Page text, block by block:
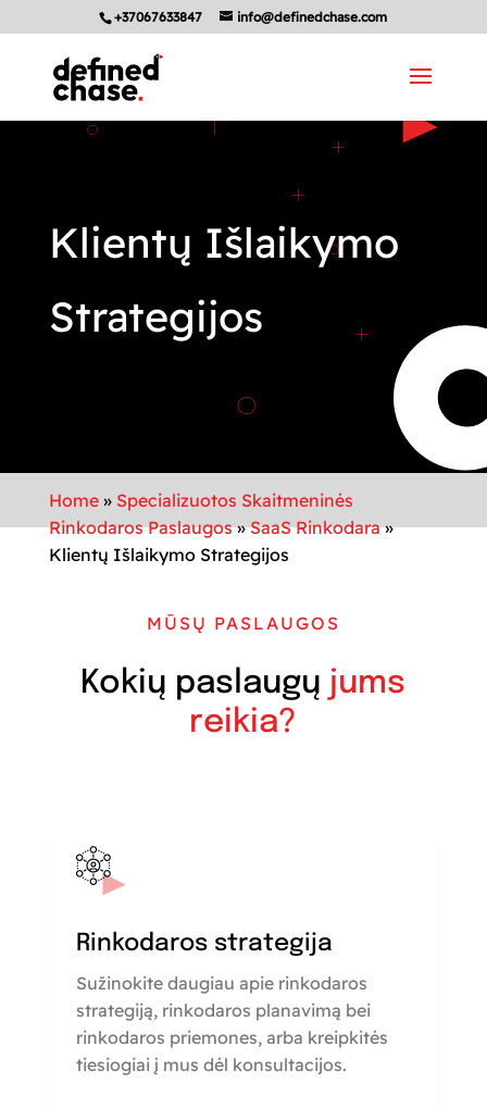
+37067633847 info@definedchase.com
Klientų Išlaikymo
Strategijos
Home» Specializuotos Skaitmeninės
Rinkodaros Paslaugos»SaaS Rinkodara»
Klientų Išlaikymo Strategijos
MŪSŲ PASLAUGOS
Kokių paslaugų jums
reikia?
Rinkodaros strategija
Sužinokite daugiau apie rinkodaros
strategiją, rinkodaros planavimą bei
rinkodaros priemones, arba kreipkitės
tiesiogiai į mus dėl konsultacijos.